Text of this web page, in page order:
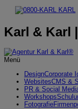
Karl & Karl
Menü
DesignCorporate
WebsitesCMS &
PR & Social
Workshops
Fotografie